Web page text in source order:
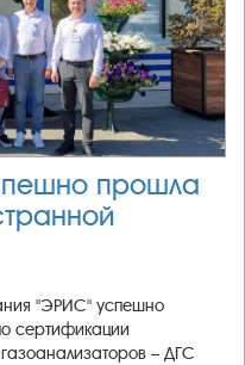
прошла
"ЭРИС" успешно
сертификации
– ДГС